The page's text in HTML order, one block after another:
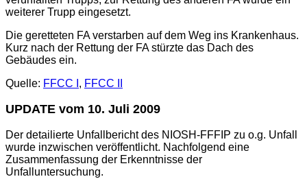
weiterer Trupp eingesetzt.
Die geretteten FA verstarben auf dem Weg ins Krankenhaus.
Kurz nach der Rettung der FA stürzte das Dach des
Gebäudes ein.
Quelle: FFCC I , FFCC II
UPDATE vom 10. Juli 2009
Der detailierte Unfallbericht des NIOSH-FFFIP zu o.g. Unfall
wurde inzwischen veröffentlicht. Nachfolgend eine
Zusammenfassung der Erkenntnisse der
Unfalluntersuchung.